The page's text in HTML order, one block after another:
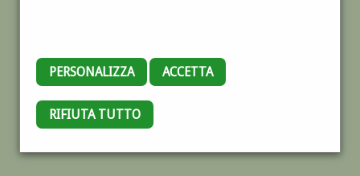
PERSONALIZZA ACCETTA
RIFIUTA TUTTO